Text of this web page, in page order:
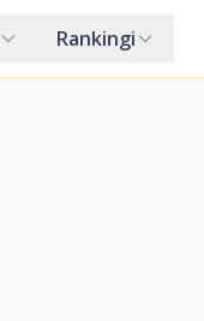
Rankingi